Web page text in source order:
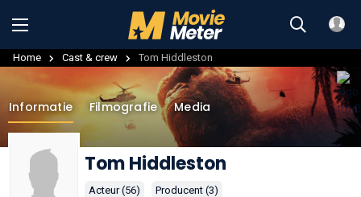
Home Cast & crew Tom Hiddleston
Informatie Filmografie Media
Tom Hiddleston
Acteur (56) Producent (3)